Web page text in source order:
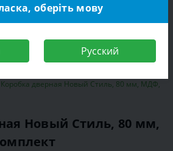
Коробка дверная Новый Стиль, 80 мм, МДФ,
Новый Стиль, 80 мм,
оберіть мову
Русский